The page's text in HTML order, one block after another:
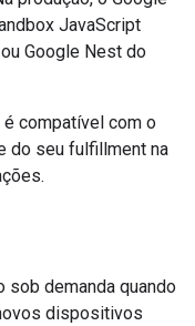
JavaScript
Google Nest do
é compatível com o
do seu fulfillment na
sob demanda quando
dispositivos